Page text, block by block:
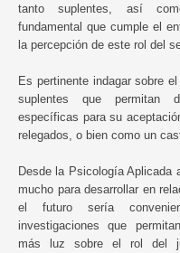
tanto suplentes, así
fundamental que cumple el
la percepción de este rol del
Es pertinente indagar sobre
suplentes que permitan
específicas para su
relegados, o bien como un
Desde la Psicología Aplicada
mucho para desarrollar en
el futuro sería
investigaciones que
más luz sobre el rol del